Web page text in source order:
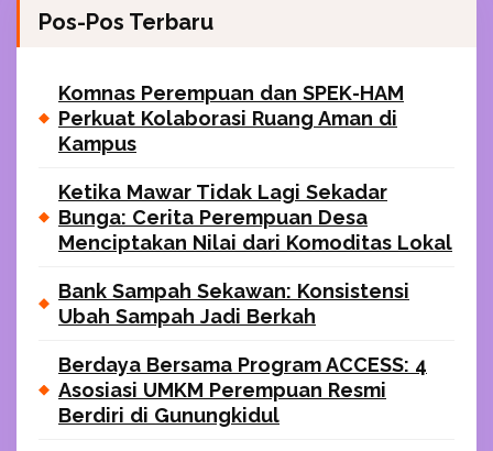
Pos-Pos Terbaru
Komnas Perempuan dan SPEK-HAM
Perkuat Kolaborasi Ruang Aman di
Kampus
Ketika Mawar Tidak Lagi Sekadar
Bunga: Cerita Perempuan Desa
Menciptakan Nilai dari Komoditas Lokal
Bank Sampah Sekawan: Konsistensi
Ubah Sampah Jadi Berkah
Berdaya Bersama Program ACCESS: 4
Asosiasi UMKM Perempuan Resmi
Berdiri di Gunungkidul